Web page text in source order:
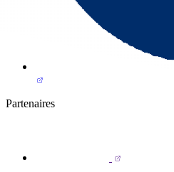
Partenaires